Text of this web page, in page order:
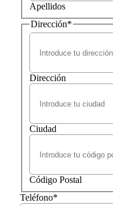
Apellidos
Dirección*
Dirección
Ciudad
Código Postal
Teléfono*